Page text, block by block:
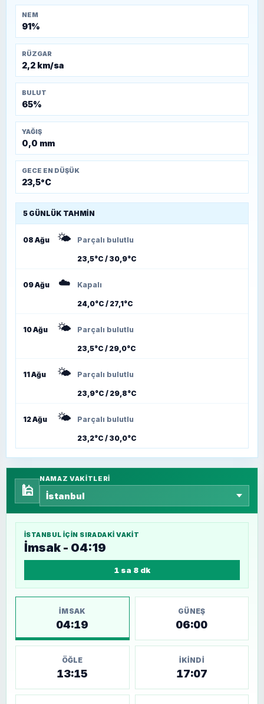
NEM
91%
RÜZGAR
2,2 km/sa
BULUT
65%
YAĞIŞ
0,0 mm
GECE EN DÜŞÜK
23,5°C
5 GÜNLÜK TAHMIN
08 Ağu 🌤️ Parçalı bulutlu
23,5°C / 30,9°C
09 Ağu ☁️ Kapalı
24,0°C / 27,1°C
10 Ağu 🌤️ Parçalı bulutlu
23,5°C / 29,0°C
11 Ağu 🌤️ Parçalı bulutlu
23,9°C / 29,8°C
12 Ağu 🌤️ Parçalı bulutlu
23,2°C / 30,0°C
🕌
NAMAZ VAKITLERI
İSTANBUL IÇIN SIRADAKI VAKIT
İmsak - 04:19
1 sa 8 dk
İMSAK
04:19
GÜNEŞ
06:00
ÖĞLE
13:15
İKINDI
17:07